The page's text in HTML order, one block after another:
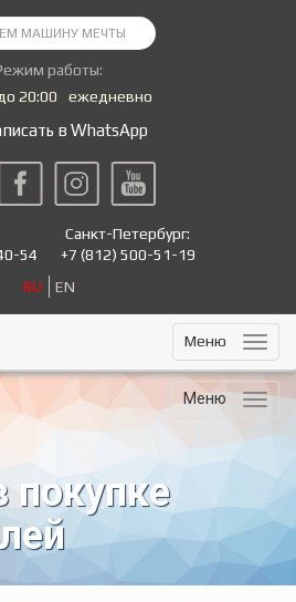
работы:
20:00
ежедневно
в WhatsApp
54
Санкт-Петербург:
+7 (812) 500-51-19
RU
EN
Меню
Меню